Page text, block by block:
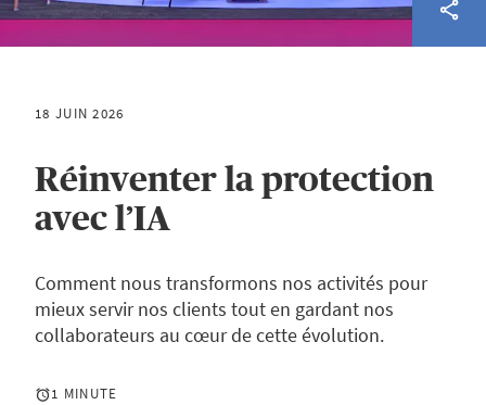
18 JUIN 2026
Réinventer la protection
avec l’IA
Comment nous transformons nos activités pour
mieux servir nos clients tout en gardant nos
collaborateurs au cœur de cette évolution.
1 MINUTE